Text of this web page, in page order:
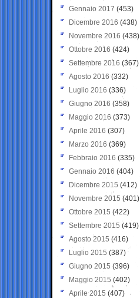
Gennaio 2017 (453)
Dicembre 2016 (438)
Novembre 2016 (438)
Ottobre 2016 (424)
Settembre 2016 (367)
Agosto 2016 (332)
Luglio 2016 (336)
Giugno 2016 (358)
Maggio 2016 (373)
Aprile 2016 (307)
Marzo 2016 (369)
Febbraio 2016 (335)
Gennaio 2016 (404)
Dicembre 2015 (412)
Novembre 2015 (401)
Ottobre 2015 (422)
Settembre 2015 (419)
Agosto 2015 (416)
Luglio 2015 (387)
Giugno 2015 (396)
Maggio 2015 (402)
Aprile 2015 (407)